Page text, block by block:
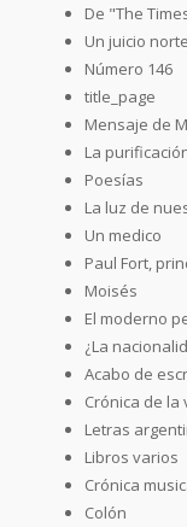
De "The
Un juicio
Número 146
title_page
Mensaje de
La
Poesías
La luz de
Un medico
Paul Fort,
Moisés
El moderno
¿La
Acabo de
Crónica de
Letras
Libros varios
Crónica
Colón